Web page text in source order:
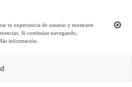
tu experiencia de usuario y mostrarte
Si continúas navegando,
información